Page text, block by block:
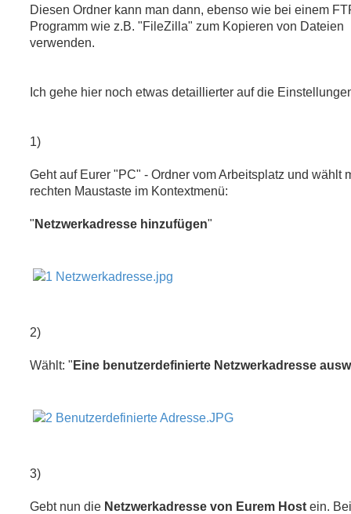
n
e
r
B
e
a
Diesen Ordner kann man dann, ebenso wie bei einem
Programm wie z.B. "FileZilla" zum Kopieren von Dateien
verwenden.
Ich gehe hier noch etwas detaillierter auf die
1)
Geht auf Eurer "PC" - Ordner vom Arbeitsplatz und wählt
rechten Maustaste im Kontextmenü:
" Netzwerkadresse hinzufügen"
2)
Wählt: " Eine benutzerdefinierte Netzwerkadresse
3)
Gebt nun die Netzwerkadresse von Eurem Host ein. Bei